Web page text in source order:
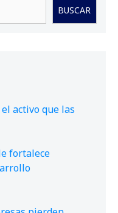
BUSCAR
activo que las
fortalece